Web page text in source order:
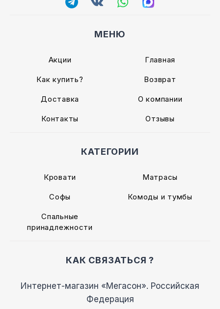
МЕНЮ
Акции Главная
Как купить? Возврат
Доставка О компании
Контакты Отзывы
КАТЕГОРИИ
Кровати Матрасы
Софы Комоды и тумбы
Спальные
принадлежности
КАК СВЯЗАТЬСЯ ?
Интернет-магазин «Мегасон». Российская
Федерация